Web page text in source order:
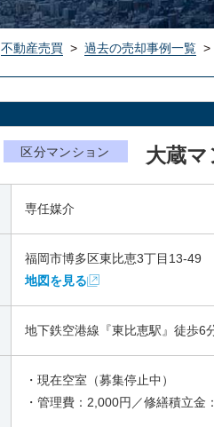
不動産売買 > 過去の売却事例一覧 >
区分マンション 大蔵
専任媒介
福岡市博多区東比恵3丁目13-49
地図を見る
地下鉄空港線『東比恵駅』徒歩6
・現在空室（募集停止中）
・管理費：2,000円／修繕積立